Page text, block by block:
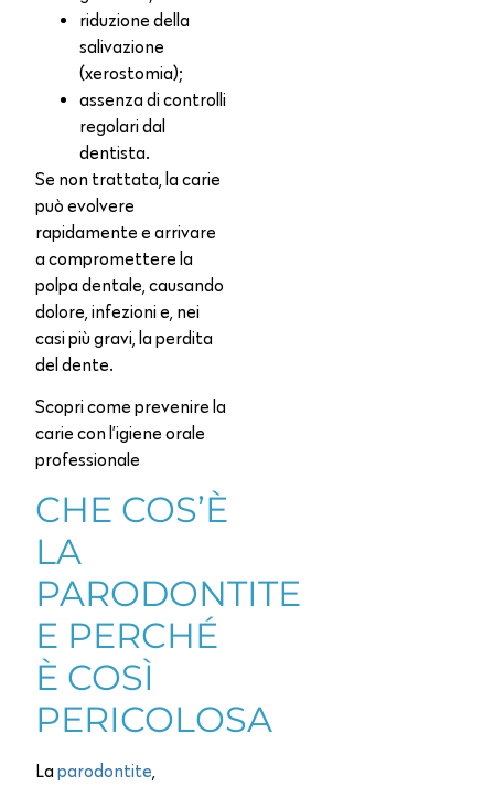
riduzione della
salivazione
(xerostomia);
assenza di controlli
regolari dal
dentista.
Se non trattata, la carie
può evolvere
rapidamente e arrivare
a compromettere la
polpa dentale, causando
dolore, infezioni e, nei
casi più gravi, la perdita
del dente.
Scopri come prevenire la
carie con l’igiene orale
professionale
CHE COS’È
LA
PARODONTITE
E PERCHÉ
È COSÌ
PERICOLOSA
La parodontite,